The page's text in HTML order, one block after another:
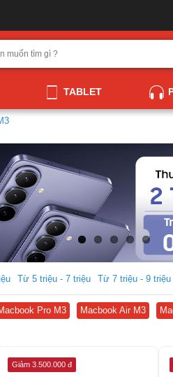
TABLET
Từ 5 triệu - 7 triệu Từ 7 triệu - 9 triệu
Pro M3 Macbook Air M3
Giảm 3.500.000 đ